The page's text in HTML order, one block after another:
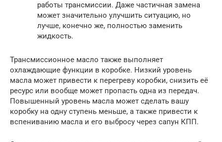
работы трансмиссии. Даже частичная замена
может значительно улучшить ситуацию, но
лучше, конечно же, полностью заменить
жидкость.
Трансмиссионное масло также выполняет
охлаждающие функции в коробке. Низкий уровень
масла может привести к перегреву коробки, снизить её
ресурс или вообще может пропасть одна из передач.
Повышенный уровень масла может сделать вашу
коробку на одну ступень меньше, а также привести к
вспениванию масла и его выбросу через сапун КПП.